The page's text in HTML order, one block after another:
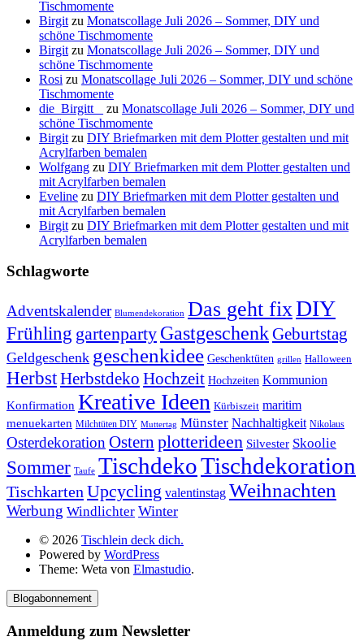
Tischmomente
Birgit zu Monatscollage Juli 2026 – Sommer, DIY und
schöne Tischmomente
Birgit zu Monatscollage Juli 2026 – Sommer, DIY und
schöne Tischmomente
Rosi zu Monatscollage Juli 2026 – Sommer, DIY und schöne
Tischmomente
die_Birgitt _
zu Monatscollage Juli 2026 – Sommer, DIY und
schöne Tischmomente
Birgit zu DIY Briefmarken mit dem Plotter gestalten und mit
Acrylfarben bemalen
Wolfgang zu DIY Briefmarken mit dem Plotter gestalten und
mit Acrylfarben bemalen
Eveline zu DIY Briefmarken mit dem Plotter gestalten und
mit Acrylfarben bemalen
Birgit zu DIY Briefmarken mit dem Plotter gestalten und mit
Acrylfarben bemalen
Schlagworte
Adventskalender Blumendekoration Das geht fixDIY
Frühling gartenparty GastgeschenkGeburtstag
Geldgeschenk geschenkidee Geschenktüten grillen Halloween
HerbstHerbstdeko Hochzeit Hochzeiten Kommunion
Konfirmation Kreative Ideen Kürbiszeit maritim
menuekarten Milchtüten DIY Muttertag Münster Nachhaltigkeit Nikolaus
Osterdekoration Ostern plotterideen Silvester Skoolie
Sommer Taufe TischdekoTischdekoration
Tischkarten Upcycling valentinstag Weihnachten
Werbung Windlichter Winter
© 2026 Tischlein deck dich.
Powered by WordPress
Theme: Weta von Elmastudio.
Blogabonnement
Anmeldung zum Newsletter